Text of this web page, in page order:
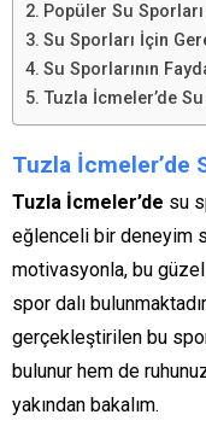
Popüler Su
Su Sporları İçin
Su Sporlarının
Tuzla İcmeler’de
Tuzla İcmeler’de
Tuzla İcmeler’de su
eğlenceli bir deneyim
motivasyonla, bu
spor dalı
gerçekleştirilen bu
bulunur hem de
yakından bakalım.